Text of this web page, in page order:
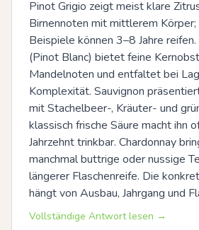
Pinot Grigio zeigt meist klare
Birnennoten mit mittlerem
Beispiele können 3–8 Jahre
(Pinot Blanc) bietet feine
Mandelnoten und entfaltet bei
Komplexität. Sauvignon
mit Stachelbeer-, Kräuter- und
klassisch frische Säure macht ihn
Jahrzehnt trinkbar. Chardonnay
manchmal buttrige oder nussige
längerer Flaschenreife. Die
hängt von Ausbau, Jahrgang und
Vollständige Antwort lesen →